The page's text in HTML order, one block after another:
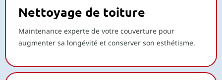
Nettoyage de toiture
Maintenance experte de votre couverture pour
augmenter sa longévité et conserver son esthétisme.